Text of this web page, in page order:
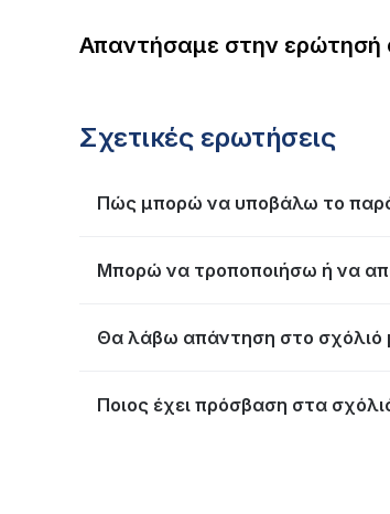
Απαντήσαμε στην ερώτησή
Σχετικές ερωτήσεις
Πώς μπορώ να υποβάλω το
Μπορώ να τροποποιήσω ή να
Θα λάβω απάντηση στο σχόλιό
Ποιος έχει πρόσβαση στα